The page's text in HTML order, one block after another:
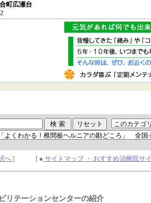
町広瀬台
へ] [ ● サイトマップ ・ おすすめ治療院サ
リテーションセンターの紹介